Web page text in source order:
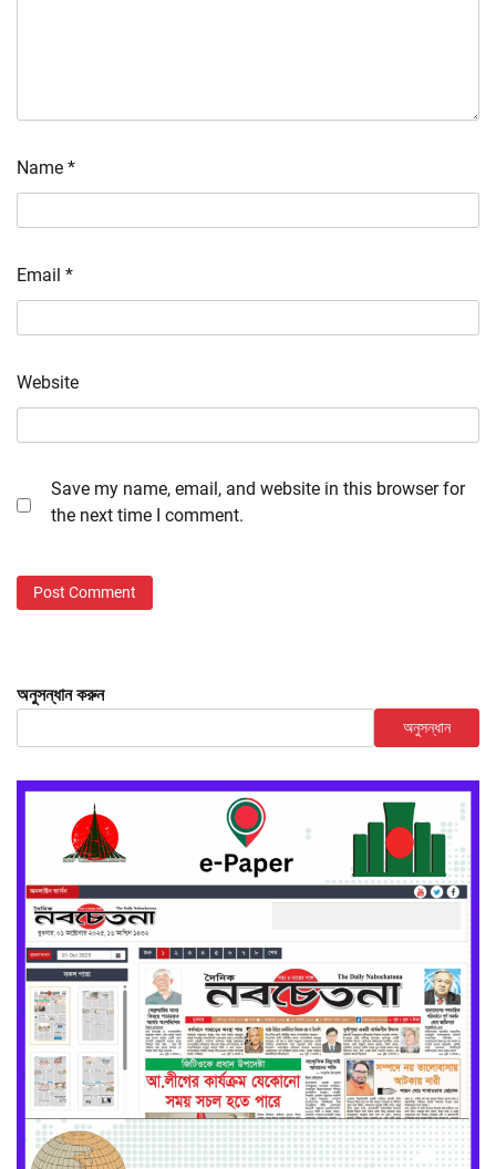
Name *
Email *
Website
Save my name, email, and website in this browser for
the next time I comment.
অনুসন্ধান করুন
অনুসন্ধান